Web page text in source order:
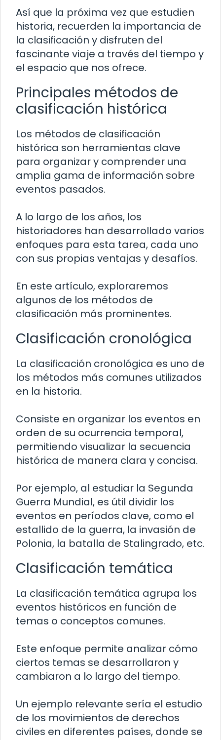
Así que la próxima vez que estudien
historia, recuerden la importancia de
la clasificación y disfruten del
fascinante viaje a través del tiempo y
el espacio que nos ofrece.
Principales métodos de
clasificación histórica
Los métodos de clasificación
histórica son herramientas clave
para organizar y comprender una
amplia gama de información sobre
eventos pasados.
A lo largo de los años, los
historiadores han desarrollado varios
enfoques para esta tarea, cada uno
con sus propias ventajas y desafíos.
En este artículo, exploraremos
algunos de los métodos de
clasificación más prominentes.
Clasificación cronológica
La clasificación cronológica es uno de
los métodos más comunes utilizados
en la historia.
Consiste en organizar los eventos en
orden de su ocurrencia temporal,
permitiendo visualizar la secuencia
histórica de manera clara y concisa.
Por ejemplo, al estudiar la Segunda
Guerra Mundial, es útil dividir los
eventos en períodos clave, como el
estallido de la guerra, la invasión de
Polonia, la batalla de Stalingrado, etc.
Clasificación temática
La clasificación temática agrupa los
eventos históricos en función de
temas o conceptos comunes.
Este enfoque permite analizar cómo
ciertos temas se desarrollaron y
cambiaron a lo largo del tiempo.
Un ejemplo relevante sería el estudio
de los movimientos de derechos
civiles en diferentes países, donde se